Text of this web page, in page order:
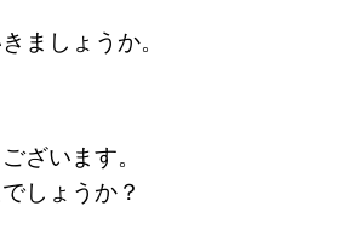
きましょうか。
ざいます。
しょうか？